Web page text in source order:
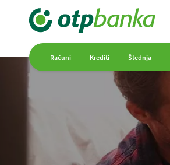
Računi Krediti Štednja